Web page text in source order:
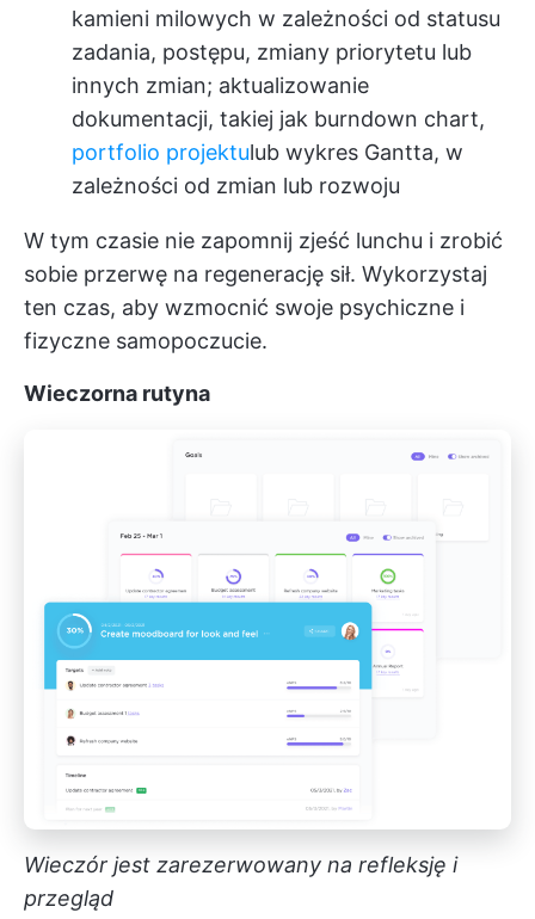
kamieni milowych w zależności od statusu
zadania, postępu, zmiany priorytetu lub
innych zmian; aktualizowanie
dokumentacji, takiej jak burndown chart,
portfolio projektulub wykres Gantta, w
zależności od zmian lub rozwoju
W tym czasie nie zapomnij zjeść lunchu i zrobić
sobie przerwę na regenerację sił. Wykorzystaj
ten czas, aby wzmocnić swoje psychiczne i
fizyczne samopoczucie.
Wieczorna rutyna
Wieczór jest zarezerwowany na refleksję i
przegląd